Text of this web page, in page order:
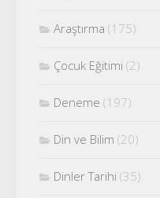
Araştırma (175)
Çocuk Eğitimi (2)
Deneme (197)
Din ve Bilim (20)
Dinler Tarihi (35)